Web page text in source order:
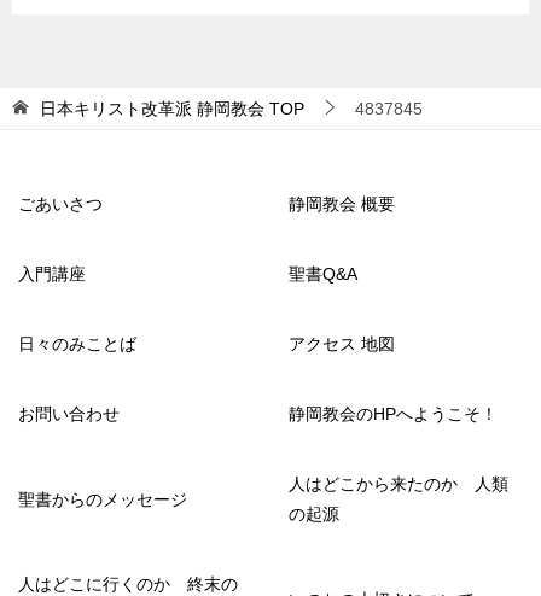
日本キリスト改革派 静岡教会 TOP 4837845
ごあいさつ 静岡教会 概要
入門講座 聖書Q&A
日々のみことば アクセス 地図
お問い合わせ 静岡教会のHPへようこそ！
聖書からのメッセージ
人はどこから来たのか 人類
の起源
人はどこに行くのか 終末の